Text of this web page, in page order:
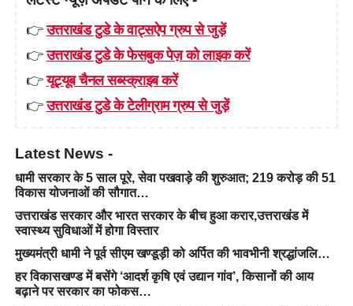
👉उत्तराखंड टुडे के वाट्सऐप ग्रुप से जुड़ें
👉उत्तराखंड टुडे के फेसबुक पेज़ को लाइक करें
👉यूट्यूब चैनल सब्स्क्राइब करें
👉उत्तराखंड टुडे के टेलीग्राम ग्रुप से जुड़ें
Latest News -
धामी सरकार के 5 साल पूरे, सेवा पखवाड़े की शुरुआत; 219 करोड़ की 51
विकास योजनाओं की सौगात…
उत्तराखंड सरकार और भारत सरकार के बीच हुआ करार,उत्तराखंड में
स्वास्थ्य सुविधाओं में होगा विस्तार
मुख्यमंत्री धामी ने पूर्व सीएम खण्डूड़ी को अर्पित की भावभीनी श्रद्धांजलि…
हर विकासखण्ड में बसेंगे ‘आदर्श कृषि एवं उद्यान गांव’, किसानों की आय
बढ़ाने पर सरकार का फोकस…